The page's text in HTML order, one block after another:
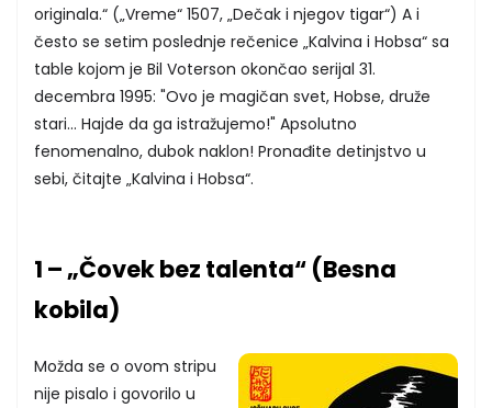
originala.“ („Vreme“ 1507, „Dečak i njegov tigar“) A i
često se setim poslednje rečenice „Kalvina i Hobsa“ sa
table kojom je Bil Voterson okončao serijal 31.
decembra 1995: "Ovo je magičan svet, Hobse, druže
stari... Hajde da ga istražujemo!" Apsolutno
fenomenalno, dubok naklon! Pronađite detinjstvo u
sebi, čitajte „Kalvina i Hobsa“.
1 – „Čovek bez talenta“ (Besna
kobila)
Možda se o ovom stripu
nije pisalo i govorilo u